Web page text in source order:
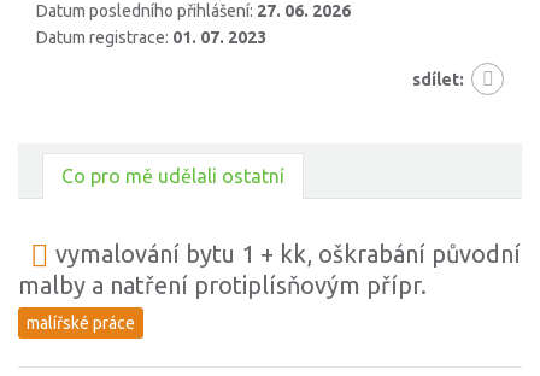
Datum posledního přihlášení: 27. 06. 2026
Datum registrace: 01. 07. 2023
sdílet:
Co pro mě udělali ostatní
vymalování bytu 1 + kk, oškrabání původní
malby a natření protiplísňovým přípr.
malířské práce